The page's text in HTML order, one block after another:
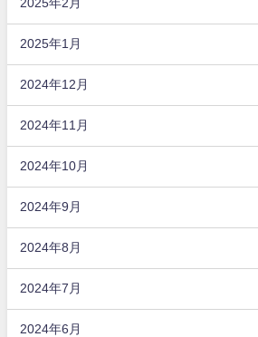
2025年2月
2025年1月
2024年12月
2024年11月
2024年10月
2024年9月
2024年8月
2024年7月
2024年6月